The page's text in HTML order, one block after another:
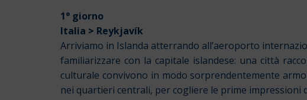
1° giorno
Italia > Reykjavík
Arriviamo in Islanda atterrando all’aeroporto
familiarizzare con la capitale islandese: una città
culturale convivono in modo sorprendentemente
nei quartieri centrali, per cogliere le prime impressioni